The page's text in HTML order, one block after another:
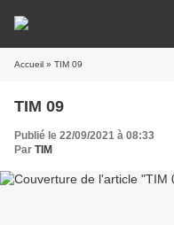
Accueil » TIM 09
TIM 09
Publié le 22/09/2021 à 08:33
Par TIM